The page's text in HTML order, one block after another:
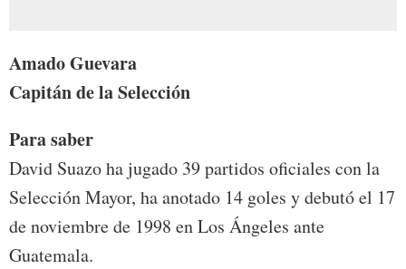
Amado Guevara
Capitán de la Selección
Para saber
David Suazo ha jugado 39 partidos oficiales con la
Selección Mayor, ha anotado 14 goles y debutó el 17
de noviembre de 1998 en Los Ángeles ante
Guatemala.